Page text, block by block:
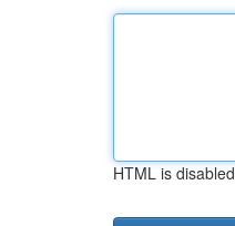
HTML is disabled